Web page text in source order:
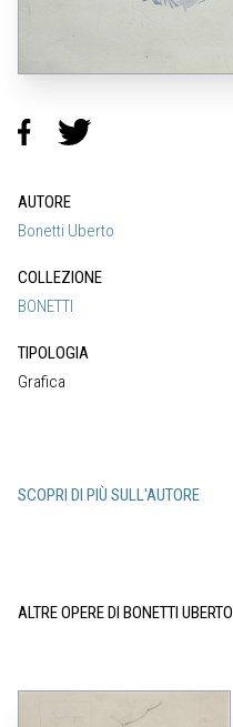
AUTORE
Bonetti Uberto
COLLEZIONE
BONETTI
TIPOLOGIA
Grafica
SCOPRI DI PIÙ SULL'AUTORE
ALTRE OPERE DI BONETTI UBERTO